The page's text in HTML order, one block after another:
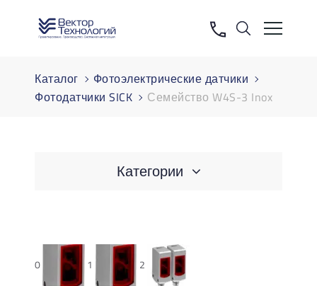
Каталог
Фотоэлектрические датчики
Фотодатчики SICK
Семейство W4S-3 Inox
Категории
0 1 2